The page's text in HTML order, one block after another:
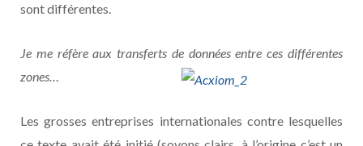
sont différentes.
Je me réfère aux transferts de données entre ces différentes
zones…
Les grosses entreprises internationales contre lesquelles